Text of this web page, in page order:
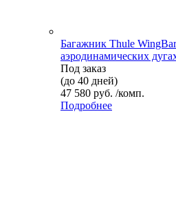
Багажник Thule
аэродинамических
Под заказ
(до 40 дней)
47 580 руб. /комп.
Подробнее